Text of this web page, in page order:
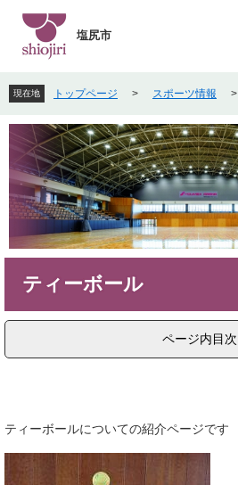
先
頭
で
を
飛
ば
本
文
へ
塩尻市
現在地 トップページ > スポーツ情報 >
ティーボール
ページ内目次
ティーボールについての紹介ページです